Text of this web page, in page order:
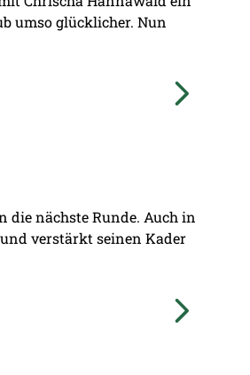
umso glücklicher. Nun
die nächste Runde. Auch in
verstärkt seinen Kader